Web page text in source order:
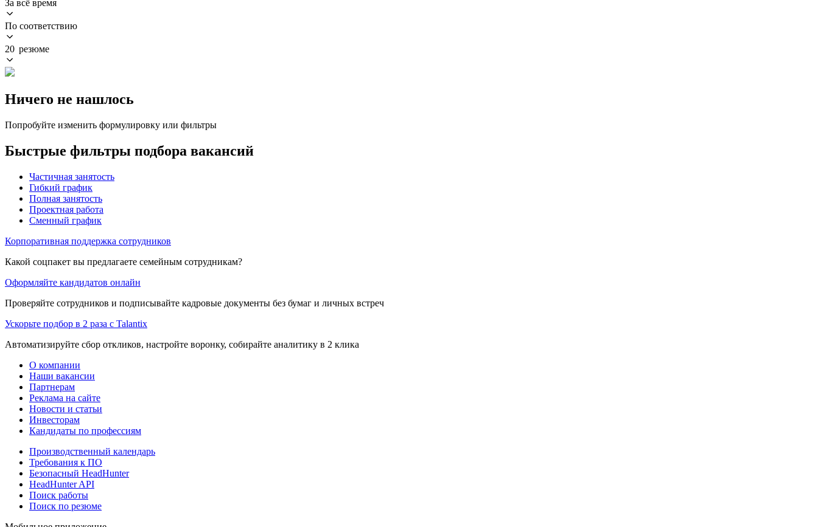
За всё время
По соответствию
20 резюме
Ничего не нашлось
Попробуйте изменить формулировку или фильтры
Быстрые фильтры подбора вакансий
Частичная занятость
Гибкий график
Полная занятость
Проектная работа
Сменный график
Корпоративная поддержка сотрудников
Какой соцпакет вы предлагаете семейным сотрудникам?
Оформляйте кандидатов онлайн
Проверяйте сотрудников и подписывайте кадровые документы без бумаг и личных встреч
Ускорьте подбор в 2 раза с Talantix
Автоматизируйте сбор откликов, настройте воронку, собирайте аналитику в 2 клика
О компании
Наши вакансии
Партнерам
Реклама на сайте
Новости и статьи
Инвесторам
Кандидаты по профессиям
Производственный календарь
Требования к ПО
Безопасный HeadHunter
HeadHunter API
Поиск работы
Поиск по резюме